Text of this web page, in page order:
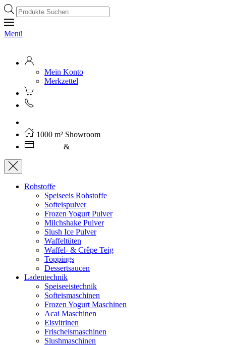
Products
search
Menü
Mein Konto
Merkzettel
1000 m² Showroom
&
Rohstoffe
Speiseeis Rohstoffe
Softeispulver
Frozen Yogurt Pulver
Milchshake Pulver
Slush Ice Pulver
Waffeltüten
Waffel- & Crêpe Teig
Toppings
Dessertsaucen
Ladentechnik
Speiseeistechnik
Softeismaschinen
Frozen Yogurt Maschinen
Acai Maschinen
Eisvitrinen
Frischeismaschinen
Slushmaschinen